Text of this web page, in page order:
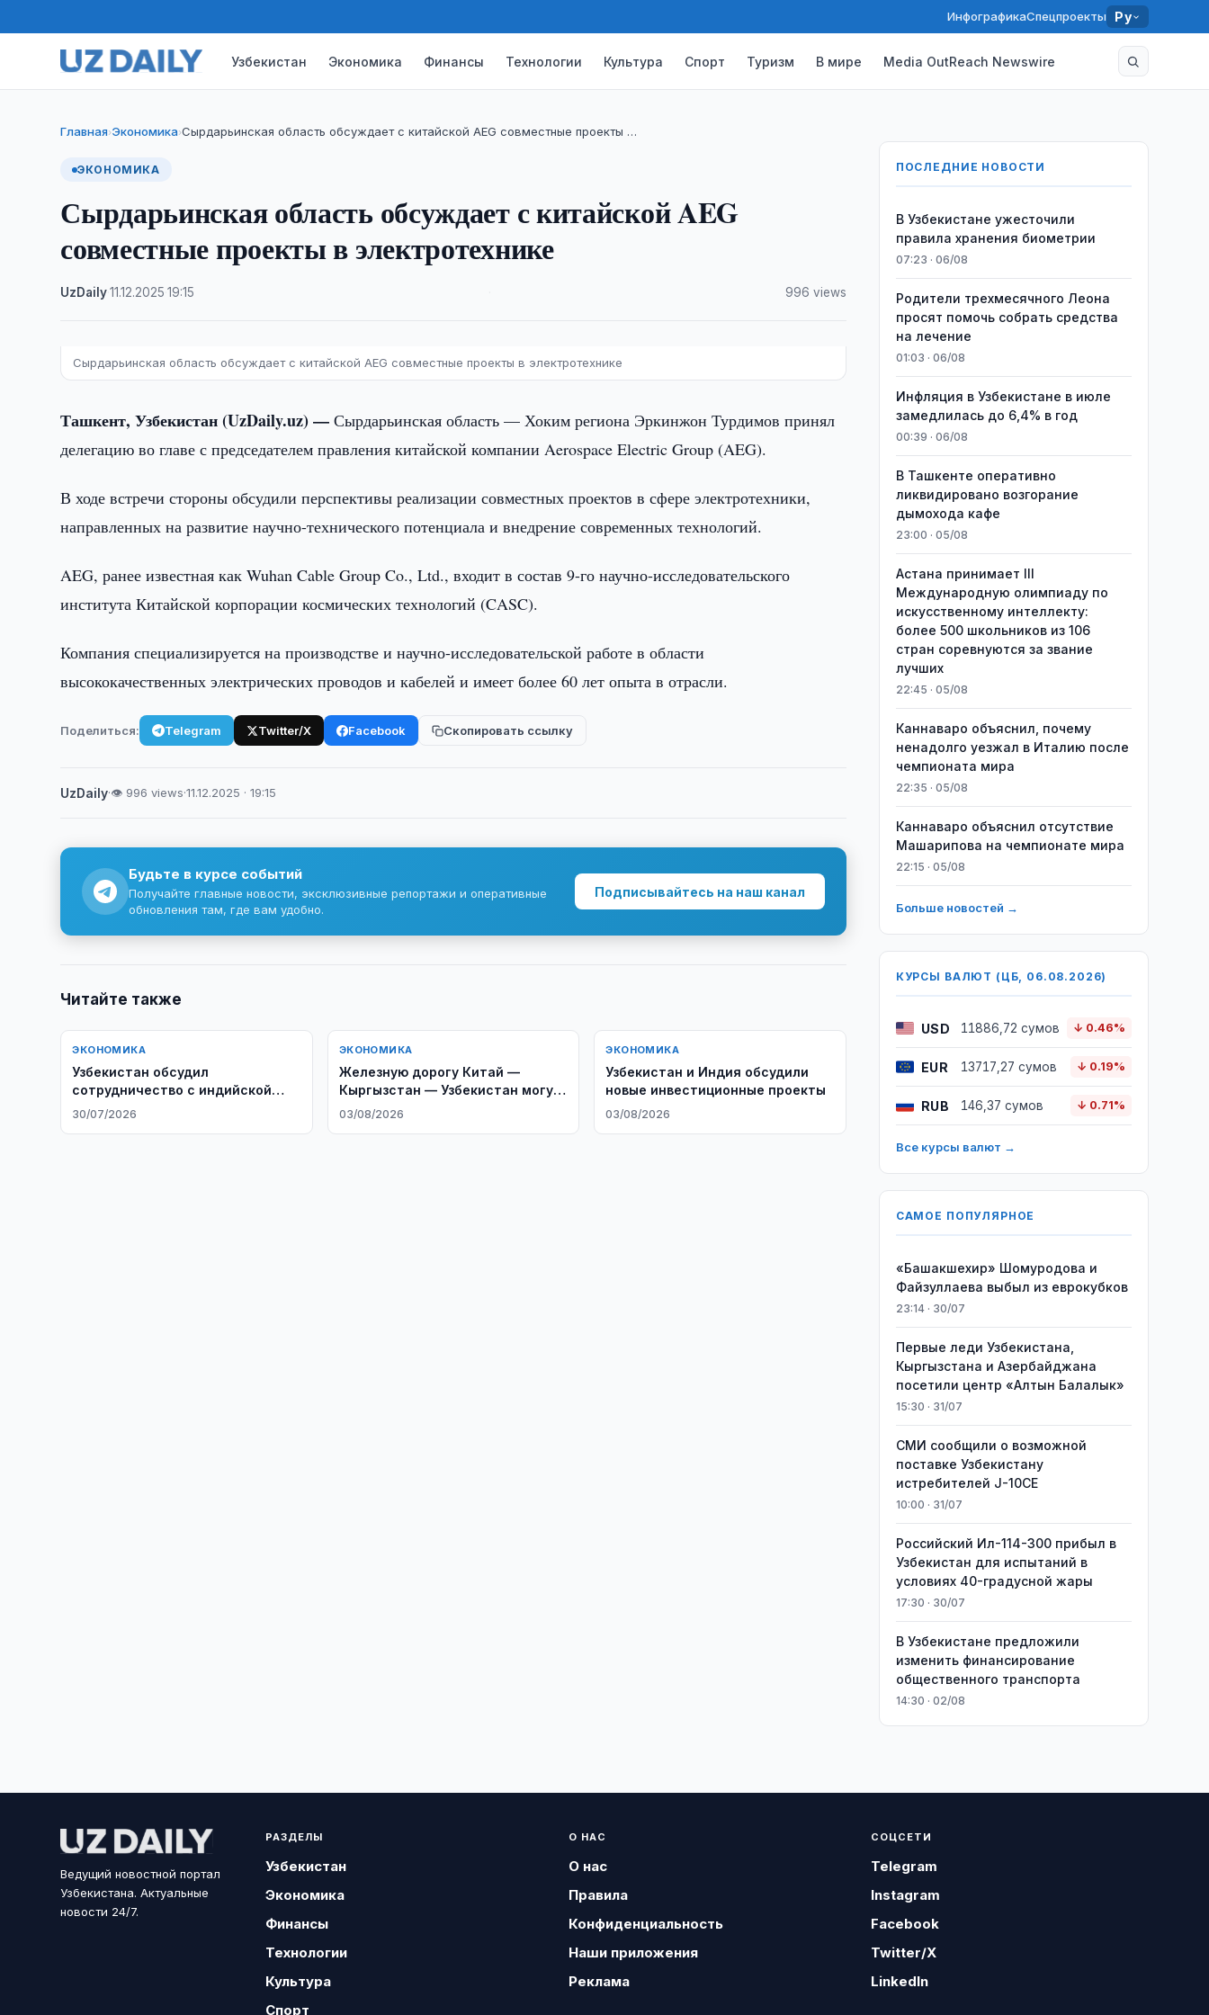
ИнфографикаСпецпроекты Ру
Узбекистан Экономика Финансы Технологии Культура Спорт Туризм В мире Media OutReach Newswire
Главная›Экономика›Сырдарьинская область обсуждает с китайской AEG совместные проекты …
ЭКОНОМИКА
Сырдарьинская область обсуждает с китайской AEG
совместные проекты в электротехнике
UzDaily·11.12.2025 ·19:15 996 views
Сырдарьинская область обсуждает с китайской AEG совместные проекты в электротехнике
Ташкент, Узбекистан (UzDaily.uz) —Сырдарьинская область — Хоким региона Эркинжон Турдимов принял
делегацию во главе с председателем правления китайской компании Aerospace Electric Group (AEG).
В ходе встречи стороны обсудили перспективы реализации совместных проектов в сфере электротехники,
направленных на развитие научно-технического потенциала и внедрение современных технологий.
AEG, ранее известная как Wuhan Cable Group Co., Ltd., входит в состав 9-го научно-исследовательского
института Китайской корпорации космических технологий (CASC).
Компания специализируется на производстве и научно-исследовательской работе в области
высококачественных электрических проводов и кабелей и имеет более 60 лет опыта в отрасли.
Поделиться: Telegram Twitter/X Facebook Скопировать ссылку
UzDaily·👁 996 views·11.12.2025 · 19:15
Будьте в курсе событий
Получайте главные новости, эксклюзивные репортажи и оперативные
обновления там, где вам удобно.
Подписывайтесь на наш канал
Читайте также
ЭКОНОМИКА
Узбекистан обсудил
сотрудничество с индийской
Apollo Hospitals
30/07/2026
ЭКОНОМИКА
Железную дорогу Китай —
Кыргызстан — Узбекистан могут
достроить раньше
03/08/2026
ЭКОНОМИКА
Узбекистан и Индия обсудили
новые инвестиционные проекты
03/08/2026
ПОСЛЕДНИЕ НОВОСТИ
В Узбекистане ужесточили
правила хранения биометрии
07:23 · 06/08
Родители трехмесячного Леона
просят помочь собрать средства
на лечение
01:03 · 06/08
Инфляция в Узбекистане в июле
замедлилась до 6,4% в год
00:39 · 06/08
В Ташкенте оперативно
ликвидировано возгорание
дымохода кафе
23:00 · 05/08
Астана принимает III
Международную олимпиаду по
искусственному интеллекту:
более 500 школьников из 106
стран соревнуются за звание
лучших
22:45 · 05/08
Каннаваро объяснил, почему
ненадолго уезжал в Италию после
чемпионата мира
22:35 · 05/08
Каннаваро объяснил отсутствие
Машарипова на чемпионате мира
22:15 · 05/08
Больше новостей →
КУРСЫ ВАЛЮТ (ЦБ, 06.08.2026)
USD 11886,72 сумов ↓ 0.46%
EUR 13717,27 сумов ↓ 0.19%
RUB 146,37 сумов ↓ 0.71%
Все курсы валют →
САМОЕ ПОПУЛЯРНОЕ
«Башакшехир» Шомуродова и
Файзуллаева выбыл из еврокубков
23:14 · 30/07
Первые леди Узбекистана,
Кыргызстана и Азербайджана
посетили центр «Алтын Балалык»
15:30 · 31/07
СМИ сообщили о возможной
поставке Узбекистану
истребителей J-10CE
10:00 · 31/07
Российский Ил-114-300 прибыл в
Узбекистан для испытаний в
условиях 40-градусной жары
17:30 · 30/07
В Узбекистане предложили
изменить финансирование
общественного транспорта
14:30 · 02/08
Ведущий новостной портал
Узбекистана. Актуальные
новости 24/7.
РАЗДЕЛЫ
Узбекистан
Экономика
Финансы
Технологии
Культура
Спорт
О НАС
О нас
Правила
Конфиденциальность
Наши приложения
Реклама
СОЦСЕТИ
Telegram
Instagram
Facebook
Twitter/X
LinkedIn